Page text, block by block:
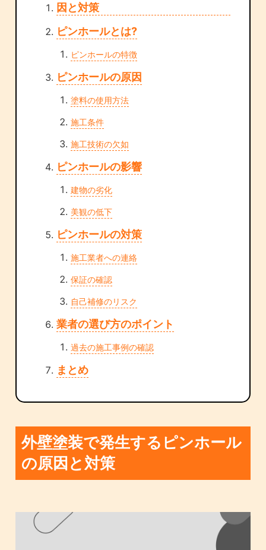
因と対策
ピンホールとは?
ピンホールの特徴
ピンホールの原因
塗料の使用方法
施工条件
施工技術の欠如
ピンホールの影響
建物の劣化
美観の低下
ピンホールの対策
施工業者への連絡
保証の確認
自己補修のリスク
業者の選び方のポイント
過去の施工事例の確認
まとめ
外壁塗装で発生するピンホール
の原因と対策